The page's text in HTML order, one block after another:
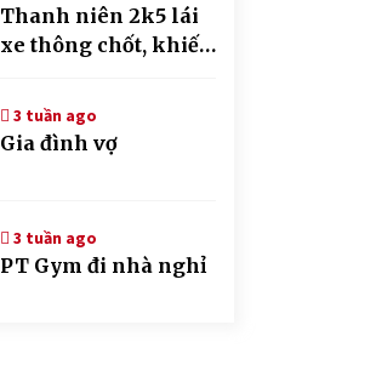
Thanh niên 2k5 lái
xe thông chốt, khiến
mấy giây
3 tuần ago
Gia đình vợ
3 tuần ago
PT Gym đi nhà nghỉ